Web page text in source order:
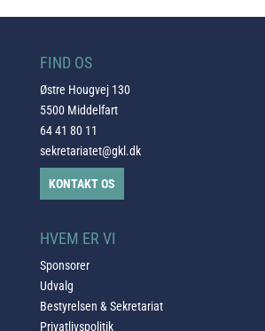
FIND OS
Østre Hougvej 130
5500 Middelfart
64 41 80 11
sekretariatet@gkl.dk
KONTAKT OS
HVEM ER VI
Sponsorer
Udvalg
Bestyrelsen & Sekretariat
Privatlivspolitik